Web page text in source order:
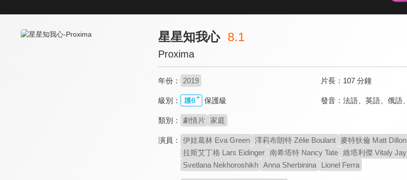
星星知我心 8.1
Proxima
年份： 2019 片長： 107 分鐘
級別： 保護級 發音： 法語、 英語、 俄語、
類別： 劇情片 家庭
演員： 伊娃葛林 Eva Green 澤莉布朗特 Zélie Boulant 麥特狄倫 Matt Dillon
拉斯艾丁格 Lars Eidinger 南希塔特 Nancy Tate 維塔利傑 Vitaly Jay
Svetlana Nekhoroshikh Anna Sherbinina Lionel Ferra